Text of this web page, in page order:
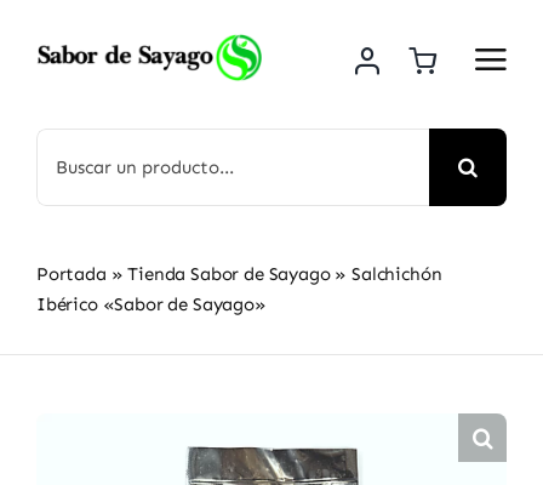
Portada »Tienda Sabor de Sayago»Salchichón
Ibérico «Sabor de Sayago»